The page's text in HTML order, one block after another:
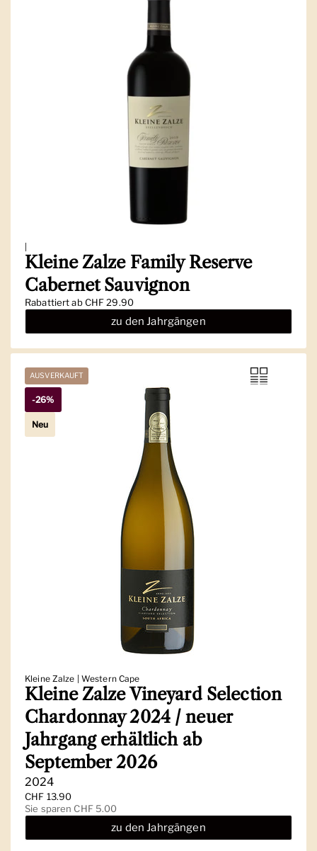
|
Kleine Zalze Family Reserve
Cabernet Sauvignon
Regulärer Preis
Rabattiert ab CHF 29.90
zu den Jahrgängen
Kleine Zalze | Western Cape
Kleine Zalze Vineyard Selection
Chardonnay 2024 / neuer
Jahrgang erhältlich ab
September 2026
2024
Regulärer Preis
CHF 13.90
Sale-Preis
Sie sparen CHF 5.00
zu den Jahrgängen
AUSVERKAUFT
-26%
Neu